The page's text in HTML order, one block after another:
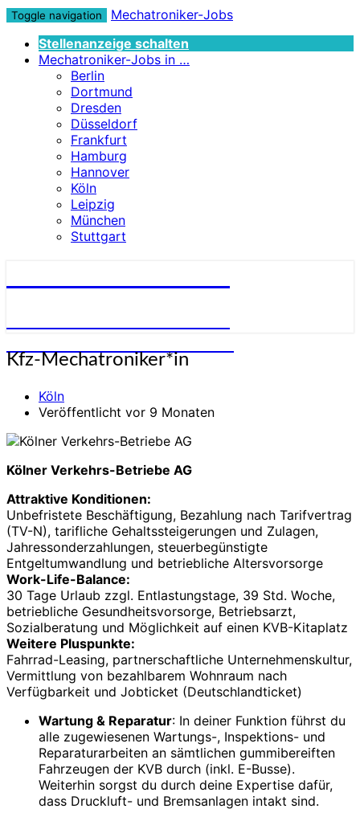
Toggle navigation
Mechatroniker-Jobs
Stellenanzeige schalten
Mechatroniker-Jobs in …
Berlin
Dortmund
Dresden
Düsseldorf
Frankfurt
Hamburg
Hannover
Köln
Leipzig
München
Stuttgart
Kfz-
Kfz-Mechatroniker*in
Köln
Veröffentlicht vor 9 Monaten
Kölner Verkehrs-Betriebe AG
Attraktive Konditionen:
Unbefristete Beschäftigung, Bezahlung nach Tarifvertrag
(TV-N), tarifliche Gehaltssteigerungen und Zulagen,
Jahressonderzahlungen, steuerbegünstigte
Entgeltumwandlung und betriebliche Altersvorsorge
Work-Life-Balance:
30 Tage Urlaub zzgl. Entlastungstage, 39 Std. Woche,
betriebliche Gesundheitsvorsorge, Betriebsarzt,
Sozialberatung und Möglichkeit auf einen KVB-Kitaplatz
Weitere Pluspunkte:
Fahrrad-Leasing, partnerschaftliche Unternehmenskultur,
Vermittlung von bezahlbarem Wohnraum nach
Verfügbarkeit und Jobticket (Deutschlandticket)
Wartung & Reparatur: In deiner Funktion führst du
alle zugewiesenen Wartungs-, Inspektions- und
Reparaturarbeiten an sämtlichen gummibereiften
Fahrzeugen der KVB durch (inkl. E-Busse).
Weiterhin sorgst du durch deine Expertise dafür,
dass Druckluft- und Bremsanlagen intakt sind.